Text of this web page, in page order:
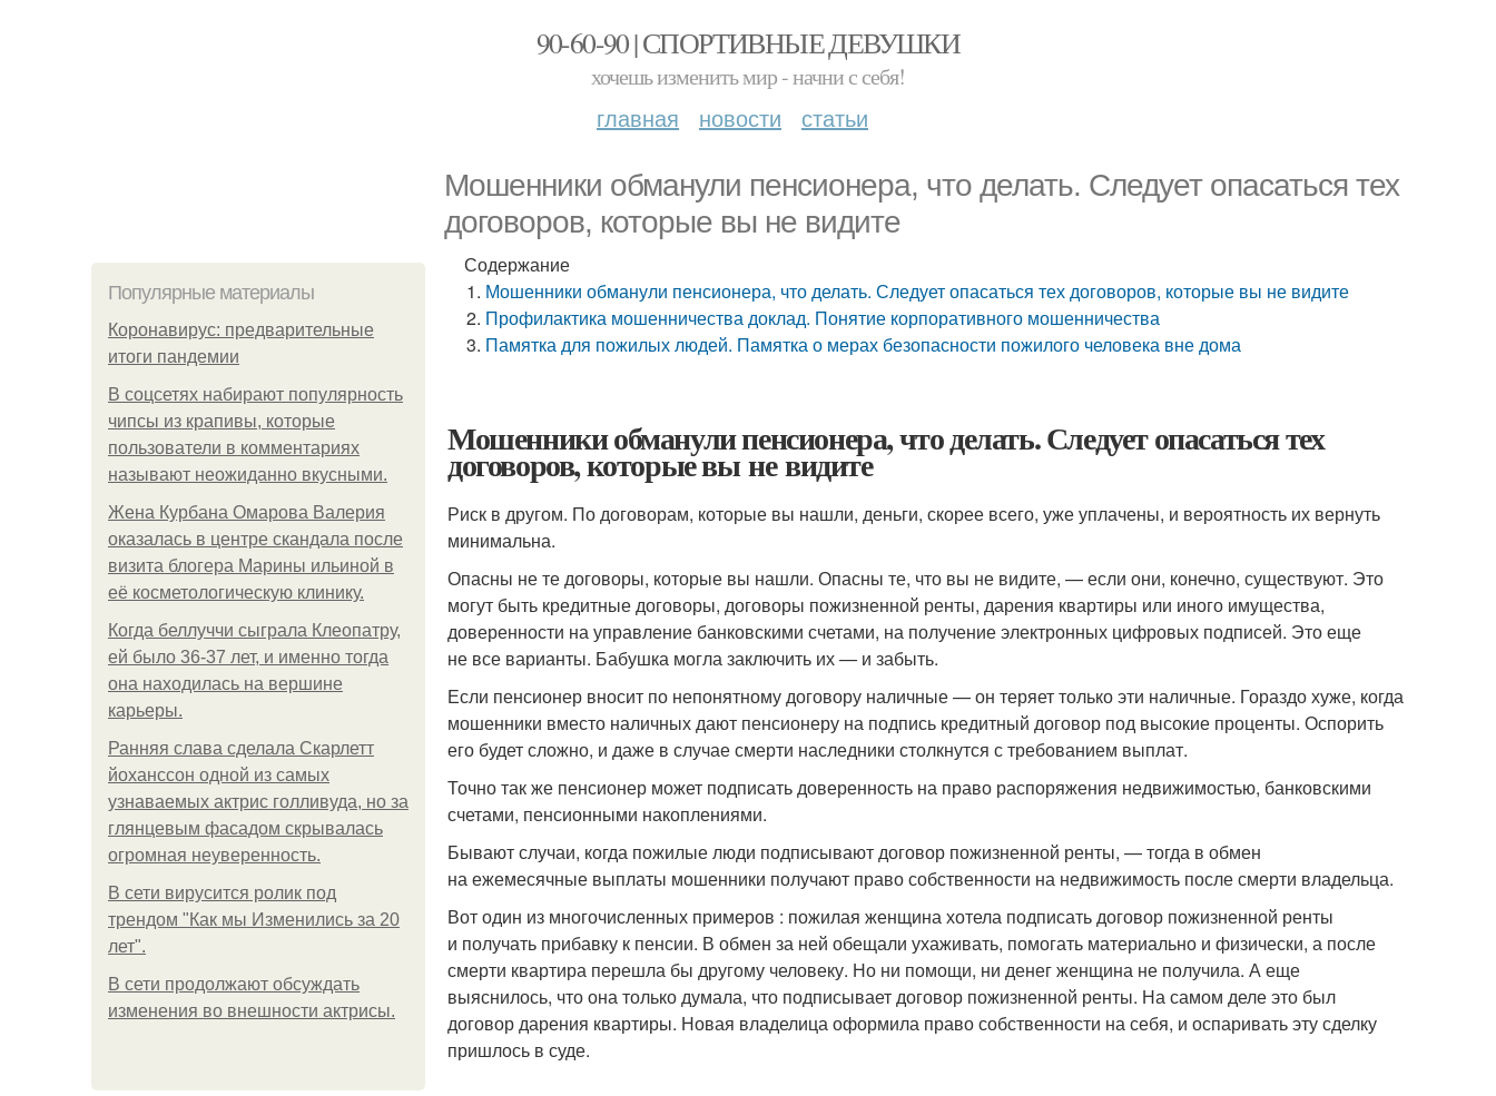
90-60-90 | СПОРТИВНЫЕ ДЕВУШКИ
хочешь изменить мир - начни с себя!
главная новости статьи
Мошенники обманули пенсионера, что делать. Следует опасаться тех
договоров, которые вы не видите
Популярные материалы
Коронавирус: предварительные
итоги пандемии
В соцсетях набирают популярность
чипсы из крапивы, которые
пользователи в комментариях
называют неожиданно вкусными.
Жена Курбана Омарова Валерия
оказалась в центре скандала после
визита блогера Марины ильиной в
её косметологическую клинику.
Когда беллуччи сыграла Клеопатру,
ей было 36-37 лет, и именно тогда
она находилась на вершине
карьеры.
Ранняя слава сделала Скарлетт
йоханссон одной из самых
узнаваемых актрис голливуда, но за
глянцевым фасадом скрывалась
огромная неуверенность.
В сети вирусится ролик под
трендом "Как мы Изменились за 20
лет".
В сети продолжают обсуждать
изменения во внешности актрисы.
Содержание
Мошенники обманули пенсионера, что делать. Следует опасаться тех договоров, которые вы не видите
Профилактика мошенничества доклад. Понятие корпоративного мошенничества
Памятка для пожилых людей. Памятка о мерах безопасности пожилого человека вне дома
Мошенники обманули пенсионера, что делать. Следует опасаться тех
договоров, которые вы не видите
Риск в другом. По договорам, которые вы нашли, деньги, скорее всего, уже уплачены, и вероятность их вернуть
минимальна.
Опасны не те договоры, которые вы нашли. Опасны те, что вы не видите, — если они, конечно, существуют. Это
могут быть кредитные договоры, договоры пожизненной ренты, дарения квартиры или иного имущества,
доверенности на управление банковскими счетами, на получение электронных цифровых подписей. Это еще
не все варианты. Бабушка могла заключить их — и забыть.
Если пенсионер вносит по непонятному договору наличные — он теряет только эти наличные. Гораздо хуже, когда
мошенники вместо наличных дают пенсионеру на подпись кредитный договор под высокие проценты. Оспорить
его будет сложно, и даже в случае смерти наследники столкнутся с требованием выплат.
Точно так же пенсионер может подписать доверенность на право распоряжения недвижимостью, банковскими
счетами, пенсионными накоплениями.
Бывают случаи, когда пожилые люди подписывают договор пожизненной ренты, — тогда в обмен
на ежемесячные выплаты мошенники получают право собственности на недвижимость после смерти владельца.
Вот один из многочисленных примеров : пожилая женщина хотела подписать договор пожизненной ренты
и получать прибавку к пенсии. В обмен за ней обещали ухаживать, помогать материально и физически, а после
смерти квартира перешла бы другому человеку. Но ни помощи, ни денег женщина не получила. А еще
выяснилось, что она только думала, что подписывает договор пожизненной ренты. На самом деле это был
договор дарения квартиры. Новая владелица оформила право собственности на себя, и оспаривать эту сделку
пришлось в суде.